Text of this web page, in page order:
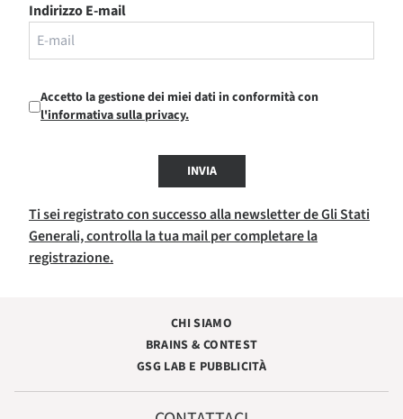
Indirizzo E-mail
Accetto la gestione dei miei dati in conformità con
l'informativa sulla privacy.
INVIA
Ti sei registrato con successo alla newsletter de Gli Stati
Generali, controlla la tua mail per completare la
registrazione.
CHI SIAMO
BRAINS & CONTEST
GSG LAB E PUBBLICITÀ